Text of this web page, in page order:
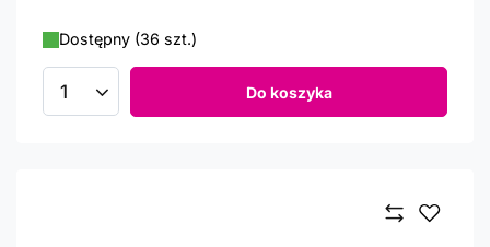
Dostępny (36 szt.)
Ilość produktów Do koszyka